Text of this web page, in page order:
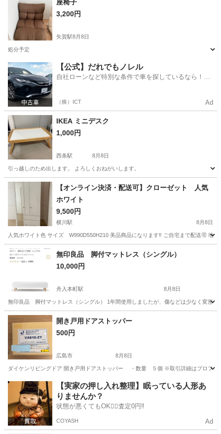
座椅子
3,200円
矢賀駅8月8日
処分予定
広島 広島市 矢賀駅 椅子
【公式】だれでもノレル
自社ローンなど特別な条件で車を探しているなら！金
（株）ICT Ad
IKEA ミニデスク
1,000円
西条駅 8月8日
引っ越しのため出します。 よろしくおねがいします。
広島 東広島市 西条駅 テーブル デスク
【オンライン決済・配送可】クローゼット 人気
ホワイト
9,500円
横川駅 8月8日
人気ホワイト色 サイズ W990D550H210 美品商品になります‼️ ご自宅まで配送🉑 地
広島 広島市 横川駅 収納家具 ホワイト
無印良品 脚付マットレス（シングル）
10,000円
舟入本町駅 8月8日
無印良品 脚付マットレス（シングル） 1年間使用しましたが、傷などは少なく変形
広島 広島市 舟入本町駅 寝具
開き戸用ドアストッパー
500円
広島市 8月8日
ダイケンリビングドア 開き戸用ドアストッパー ・数量 ５個 ※取引詳細はプロフィ
広島 広島市 インテリア雑貨/小物
【実家の押し入れ整理】眠っている人形あ
りませんか？
状態が悪くてもOK🙆‍♀️査定0円‼️
COYASH Ad